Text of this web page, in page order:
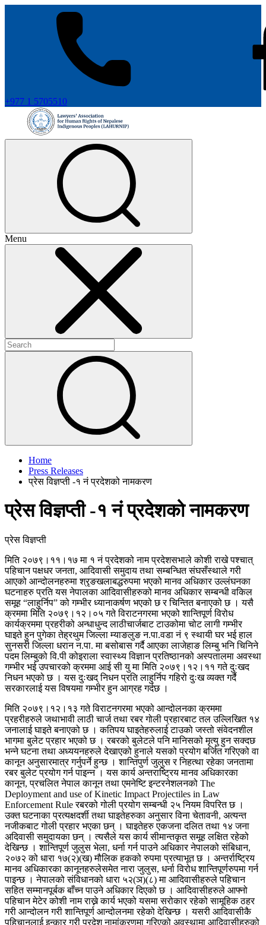
+977 1 5705510
Menu
Home
Press Releases
प्रेस विज्ञप्ती -१ नं प्रदेशको नामकरण
प्रेस विज्ञप्ती -१ नं प्रदेशको नामकरण
प्रेस विज्ञप्ती
मिति २०७९।११।१७ मा १ नं प्रदेशको नाम प्रदेशसभाले कोशी राखे पश्चात्
पहिचान पक्षधर जनता, आदिवासी समुदाय तथा सम्बन्धित संघसँस्थाले गरी
आएको आन्दोलनहरुमा श्रृङखलाबद्धरुपमा भएको मानव अधिकार उल्लंघनका
घटनाहरु प्रति यस नेपालका आदिवासीहरुको मानव अधिकार सम्बन्धी वकिल
समूह “लाहुर्निप” को गम्भीर ध्यानाकर्षण भएको छ र चिन्तित बनाएको छ । यसै
क्रममा मिति २०७९।१२।०५ गते विराटनगरमा भएको शान्तिपूर्ण विरोध
कार्यक्रममा प्रहरीको अन्धाधुन्द लाठीचार्जबाट टाउकोमा चोट लागी गम्भीर
घाइते हुन पुगेका तेह्रथुम जिल्ला म्याङलुङ न.पा.वडा नं ९ स्थायी घर भई हाल
सुनसरी जिल्ला धरान न.पा. मा बसोबास गर्दै आएका लाजेहाङ लिम्बु भनि चिनिने
पदम लिम्बुको वि.पी कोइराला स्वास्थ्य विज्ञान प्रतिष्ठानको अस्पतालमा अवस्था
गम्भीर भई उपचारको क्रममा आई सी यु मा मिति २०७९।१२।११ गते दुःखद
निधन भएको छ । यस दुःखद् निधन प्रति लाहुर्निप गहिरो दुःख व्यक्त गर्दै
सरकारलाई यस विषयमा गम्भीर हुन आग्रह गर्दछ ।
मिति २०७९।१२।१३ गते विराटनगरमा भएको आन्दोलनका क्रममा
प्रहरीहरुले जथाभावी लाठी चार्ज तथा रबर गोली प्रहारबाट तल उल्लिखित १४
जनालाई घाइते बनाएको छ । कतिपय घाइतेहरुलाई टाउको जस्तो संवेदनशील
भागमा बुलेट प्रहार भएको छ । रबरको बुलेटले पनि मानिसको मृत्यु हुन सक्दछ
भन्ने घटना तथा अध्ययनहरुले देखाएको हुनाले यसको प्रयोग बर्जित गरिएको वा
कानून अनुसारमात्र गर्नुपर्ने हुन्छ । शान्तिपुर्ण जुलुस र निहत्था रहेका जनतामा
रबर बुलेट प्रयोग गर्न पाइन्न । यस कार्य अन्तराष्ट्रिय मानव अधिकारका
कानून, प्रचलित नेपाल कानून तथा एमनेष्टि इन्टरनेशलनको The
Deployment and use of Kinetic Impact Projectiles in Law
Enforcement Rule रबरको गोली प्रयोग सम्बन्धी २५ नियम विपरित छ ।
उक्त घटनाका प्रत्यक्षदर्शी तथा घाइतेहरुका अनुसार विना चेतावनी, अत्यन्त
नजीकबाट गोली प्रहार भएका छन् । घाइतेहरु एकजना दलित तथा १४ जना
अदिवासी समुदायका छन् । त्यसैले यस कार्य सीमान्तकृत समूह लक्षित रहेको
देखिन्छ । शान्तिपूर्ण जुलुस भेला, धर्ना गर्न पाउने अधिकार नेपालको संबिधान,
२०७२ को धारा १७(२)(ख) मौलिक हकको रुपमा प्रत्याभूत छ । अन्तर्राष्ट्रिय
मानव अधिकारका कानूनहरुलेसमेत नारा जुलुस, धर्ना विरोध शान्तिपूर्णरुपमा गर्न
पाइन्छ । नेपालको संविधानको धारा ५२(ञ)(८) मा आदिवासीहरुले पहिचान
सहित सम्मानपूर्बक बाँच्न पाउने अधिकार दिएको छ । आदिवासीहरुले आफ्नो
पहिचान मेटेर कोशी नाम राख्ने कार्य भएको यसमा सरोकार रहेको सामूहिक ठहर
गरी आन्दोलन गरी शान्तिपूर्ण आन्दोलनमा रहेको देखिन्छ । यसरी आदिवासीकै
पहिचानलाई इन्कार गरी प्रदेश नामांकरणमा गरिएको अवस्थामा आदिवासीहरुको